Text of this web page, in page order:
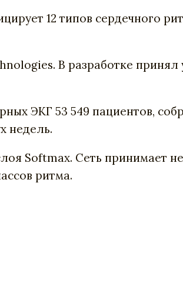
12 типов сердечного
В разработке принял
ЭКГ 53 549 пациентов,
недель.
Softmax. Сеть принимает
ритма.